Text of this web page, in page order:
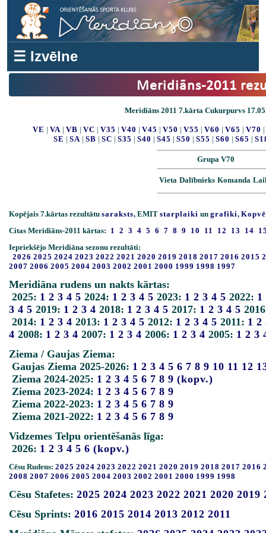
☰ Izvēlne
Meridiāns-2011
Meridiāns 2011 7.kārta Cukurpurvs
VE | VA | VB | VC | V35 | V40 | V45 | V50 | V55 | V60 | V65 | V70 |
SE | SA| SB | SC | S35 | S40 | S45 | S50 | S55 | S60 | S65 |
Grupa V70
Vieta Dalībnieks Komanda
Kopējais 7.kārtas rezultātu saraksts, EMIT starplaiki un grafiki,
Citas Meridiāns-2011 kārtas: 1 2 3 4 5 6 7 8 9 10 11 12 13 14
Iepriekšējo Meridiāna sezonu rezultāti:
2026 2025 2024 2023 2022 2021 2020 2019 2018 2017 2016 2015
2007 2006 2005 2004 2003 2002 2001 2000 1999 1998 1997
Meridiāna rudens un nakts kārtas:
2025: 1 2 3 4 5 2024: 1 2 3 4 5 2023: 1 2 3 4 5 2022: 1
3 4 5 2019: 1 2 3 4 2018: 1 2 3 4 5 2017: 1 2 3 4 5
2014: 1 2 3 4 2013: 1 2 3 4 5 2012: 1 2 3 4 5 2011: 1 2
4 2008: 1 2 3 4 2007: 1 2 3 4 2006: 1 2 3 4 2005: 1 2 3
Ziema / Gaujas Ziema:
Gaujas Ziema 2025-2026: 1 2 3 4 5 6 7 8 9 10 11 12
Ziema 2024-2025: 1 2 3 4 5 6 7 8 9 (kopv.)
Ziema 2023-2024: 1 2 3 4 5 6 7 8 9
Ziema 2022-2023: 1 2 3 4 5 6 7 8 9
Ziema 2021-2022: 1 2 3 4 5 6 7 8 9
Vidzemes Telpu orientēšanās līga:
2026: 1 2 3 4 5 6 (kopv.)
Cēsu Rudens: 2025 2024 2023 2022 2021 2020 2019 2018 2017 2016
2008 2007 2006 2005 2004 2003 2002 2001 2000 1999 1998
Cēsu Stafetes: 2025 2024 2023 2022 2021 2020 2019
Cēsu Sprints: 2016 2015 2014 2013 2012 2011